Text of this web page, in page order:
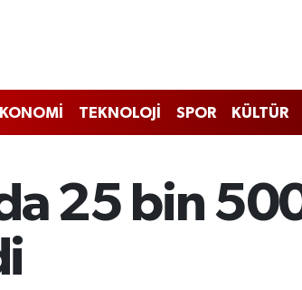
TEKNOLOJİ SPOR KÜLTÜR
25 bin